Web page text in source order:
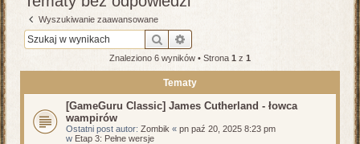
Wyszukiwanie zaawansowane
Szukaj
Znaleziono 6 wyników • Strona 1 z 1
Tematy
[GameGuru Classic] James Cutherland - łowca
wampirów
Ostatni post autor: Zombik « pn paź 20, 2025 8:23 pm
w Etap 3: Pełne wersje